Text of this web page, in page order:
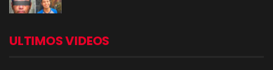
ULTIMOS VIDEOS